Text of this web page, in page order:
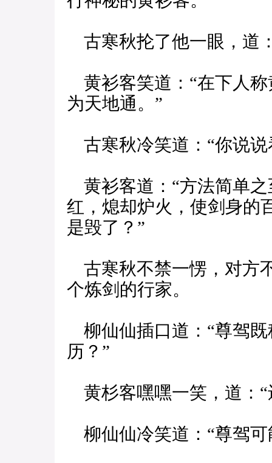
古寒秋抡了他一眼，道
黄衫客笑道：“在下人
为天地通。”
古寒秋冷笑道：“你说说
黄衫客道：“方法简单
红，熄却炉火，使剑身的
是毁了？”
古寒秋不禁一愣，对方
个炼剑的行家。
柳仙仙插口道：“尊驾
历？”
黄杉客嘿嘿一笑，道：“
柳仙仙冷笑道：“尊驾